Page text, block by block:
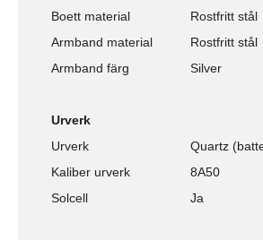
Boett material
Rostfritt stål
Armband material
Rostfritt stål
Armband färg
Silver
Urverk
Urverk
Quartz
Kaliber urverk
8A50
Solcell
Ja